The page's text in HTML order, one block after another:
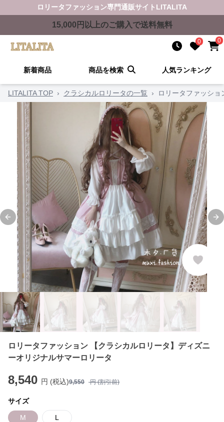
ロリータファッション専門通販サイト LITALITA
15,000 円以上のご購入で送料無料
0 0
新着商品 商品を検索 人気ランキング
LITALITA TOP › クラシカルロリータの一覧 › ロリータファッシ
Previous slide
ロリータファッション 【クラシカルロリータ】ディズニ
ーオリジナルサマーロリータ
8,540 円 (税込)9,550 円 (割引前)
サイズ
M L